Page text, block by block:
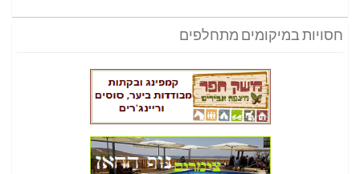
חסויות במיקומים מתחלפים